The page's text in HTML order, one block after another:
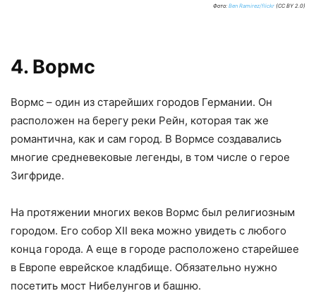
Фото: Ben Ramirez/flickr (CC BY 2.0)
4. Вормс
Вормс – один из старейших городов Германии. Он
расположен на берегу реки Рейн, которая так же
романтична, как и сам город. В Вормсе создавались
многие средневековые легенды, в том числе о герое
Зигфриде.
На протяжении многих веков Вормс был религиозным
городом. Его собор XII века можно увидеть с любого
конца города. А еще в городе расположено старейшее
в Европе еврейское кладбище. Обязательно нужно
посетить мост Нибелунгов и башню.